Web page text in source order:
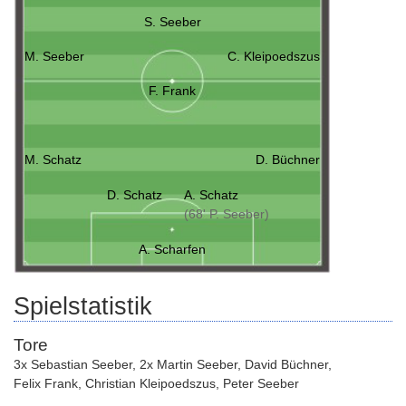
S. Seeber
M. Seeber C. Kleipoedszus
F. Frank
M. Schatz D. Büchner
D. Schatz
A. Schatz
(68' P. Seeber)
A. Scharfen
Spielstatistik
Tore
3x Sebastian Seeber, 2x Martin Seeber, David Büchner,
Felix Frank Christian Kleipoedszus Peter Seeber